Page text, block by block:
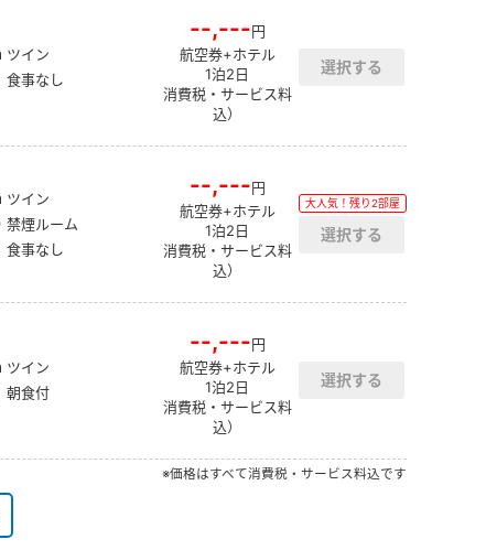
ツイン
食事なし
--,---円
航空券+ホテル
1泊2日
消費税・サービス料
込）
ツイン
禁煙ルーム
食事なし
--,---円
航空券+ホテル
1泊2日
消費税・サービス料
込）
大人気！残り2部屋
ツイン
朝食付
--,---円
航空券+ホテル
1泊2日
消費税・サービス料
込）
※価格はすべて消費税・サービス料込です